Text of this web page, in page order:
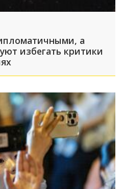
а
избегать критики